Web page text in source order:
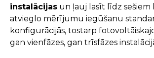
instalācijas un ļauj lasīt līdz sešiem
atvieglo mērījumu iegūšanu
konfigurācijās, tostarp
gan vienfāzes, gan trīsfāzes